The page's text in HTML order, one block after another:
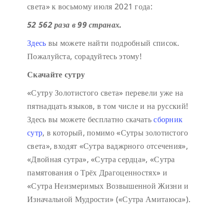
света» к восьмому июля 2021 года:
52 562 раза в 99 странах.
Здесь вы можете найти подробный список.
Пожалуйста, сорадуйтесь этому!
Скачайте сутру
«Сутру Золотистого света» перевели уже на
пятнадцать языков, в том числе и на русский!
Здесь вы можете бесплатно скачатьсборник
сутр, в который, помимо «Сутры золотистого
света», входят «Сутра ваджрного отсечения»,
«Двойная сутра», «Сутра сердца», «Сутра
памятования о Трёх Драгоценностях» и
«Сутра Неизмеримых Возвышенной Жизни и
Изначальной Мудрости» («Сутра Амитаюса»).